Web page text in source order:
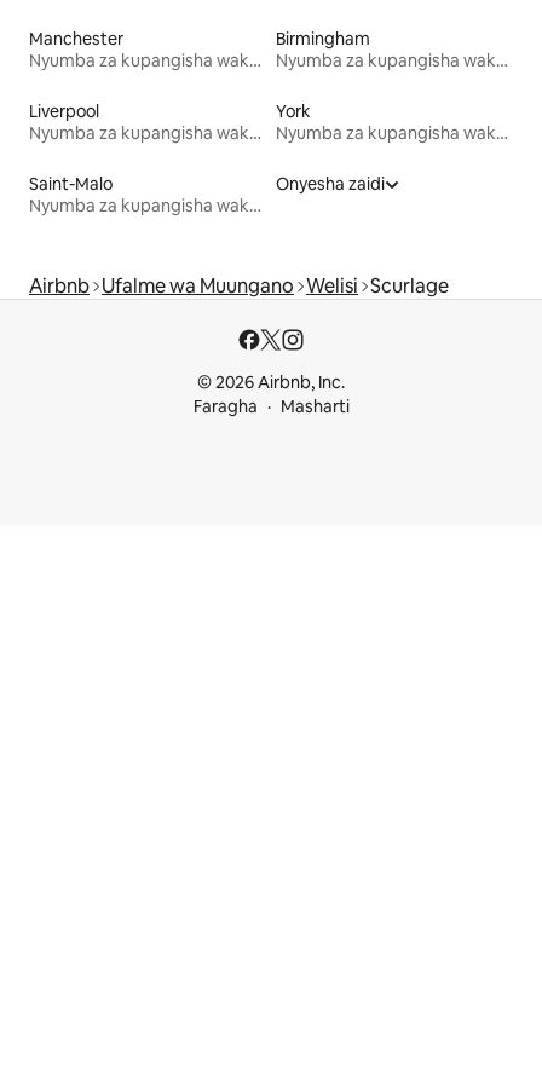
Manchester
Nyumba za kupangisha wakati wa likizo
Birmingham
Nyumba za kupangisha wakati wa likizo
Liverpool
Nyumba za kupangisha wakati wa likizo
York
Nyumba za kupangisha wakati wa likizo
Saint-Malo
Nyumba za kupangisha wakati wa likizo
Onyesha zaidi
Airbnb Ufalme wa Muungano Welisi Scurlage
© 2026 Airbnb, Inc.
Faragha
Masharti